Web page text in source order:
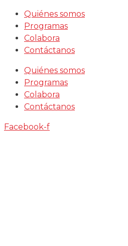
Saltar
contenido
Quiénes somos
Programas
Colabora
Contáctanos
Quiénes somos
Programas
Colabora
Contáctanos
Facebook-f